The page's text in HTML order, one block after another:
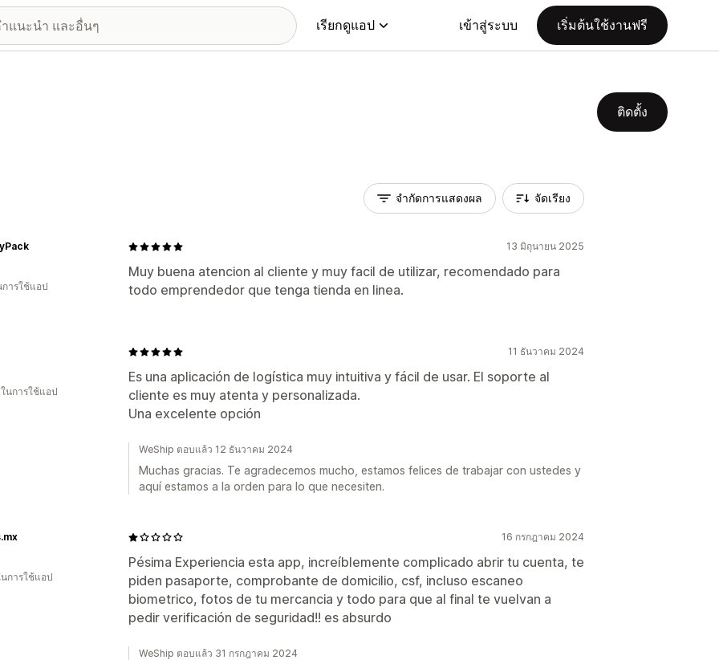
เรียกดูแอป เข้าสู่ระบบ เริ่มต้นใช้งานฟรี
ติดตั้ง
จำกัดการแสดงผล จัดเรียง
13 มิถุนายน 2025
Muy buena atencion al cliente y muy facil de utilizar, recomendado para
todo emprendedor que tenga tienda en linea.
ารใช้แอป
11 ธันวาคม 2024
Es una aplicación de logística muy intuitiva y fácil de usar. El soporte al
cliente es muy atenta y personalizada.
Una excelente opción
นการใช้แอป
WeShip ตอบแล้ว 12 ธันวาคม 2024
Muchas gracias. Te agradecemos mucho, estamos felices de trabajar con ustedes y
aquí estamos a la orden para lo que necesiten.
16 กรกฎาคม 2024
Pésima Experiencia esta app, increíblemente complicado abrir tu cuenta, te
piden pasaporte, comprobante de domicilio, csf, incluso escaneo
biometrico, fotos de tu mercancia y todo para que al final te vuelvan a
pedir verificación de seguridad!! es absurdo
การใช้แอป
WeShip ตอบแล้ว 31 กรกฎาคม 2024